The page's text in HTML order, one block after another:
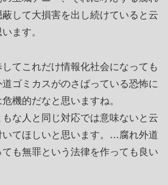
して大損害を出し続けていると云
ます。
てこれだけ情報化社会になっても
ゴミカスがのさばっている恐怖に
機的だなと思いますね。
な人と同じ対応では意味ないと云
いてほしいと思います。…腐れ外道
も無罪という法律を作っても良い